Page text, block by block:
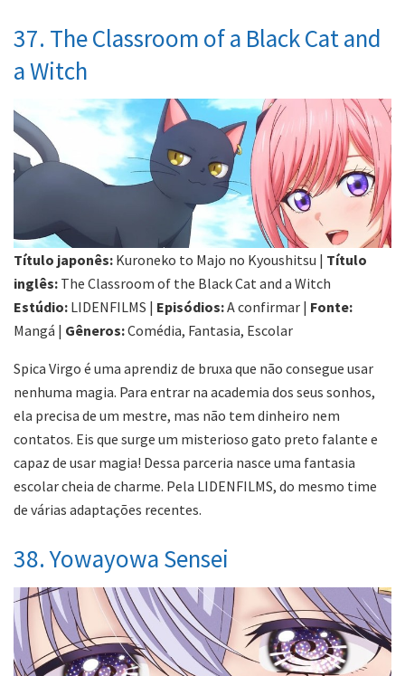
37. The Classroom of a Black Cat and
a Witch
Título japonês: Kuroneko to Majo no Kyoushitsu | Título
inglês: The Classroom of the Black Cat and a Witch
Estúdio: LIDENFILMS | Episódios:A confirmar | Fonte:
Mangá | Gêneros:Comédia, Fantasia, Escolar
Spica Virgo é uma aprendiz de bruxa que não consegue usar
nenhuma magia. Para entrar na academia dos seus sonhos,
ela precisa de um mestre, mas não tem dinheiro nem
contatos. Eis que surge um misterioso gato preto falante e
capaz de usar magia! Dessa parceria nasce uma fantasia
escolar cheia de charme. Pela LIDENFILMS, do mesmo time
de várias adaptações recentes.
38. Yowayowa Sensei